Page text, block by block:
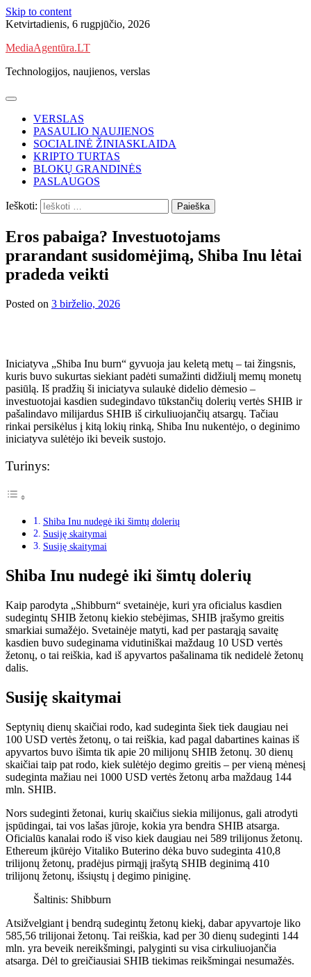
Skip to content
Ketvirtadienis, 6 rugpjūčio, 2026
MediaAgentūra.LT
Technologijos, naujienos, verslas
VERSLAS
PASAULIO NAUJIENOS
SOCIALINĖ ŽINIASKLAIDA
KRIPTO TURTAS
BLOKŲ GRANDINĖS
PASLAUGOS
Ieškoti:
Eros pabaiga? Investuotojams
prarandant susidomėjimą, Shiba Inu lėtai
pradeda veikti
Posted on 3 birželio, 2026
Iniciatyva „Shiba Inu burn“ gyvuoja jau keletą metų – tai žingsnis,
kuris buvo sukurtas siekiant padėti sumažinti didžiulį memų monetų
pasiūlą. Iš pradžių ši iniciatyva sulaukė didelio dėmesio –
investuotojai kasdien sudegindavo tūkstančių dolerių vertės SHIB ir
pašalindavo milijardus SHIB iš cirkuliuojančių atsargų. Tačiau
rinkai persikėlus į kitą lokių rinką, Shiba Inu nukentėjo, o deginimo
iniciatyva sulėtėjo iki beveik sustojo.
Turinys:
Shiba Inu nudegė iki šimtų dolerių
Susiję skaitymai
Susiję skaitymai
Shiba Inu nudegė iki šimtų dolerių
Kaip parodyta „Shibburn“ svetainėje, kuri yra oficialus kasdien
sudegintų SHIB žetonų kiekio stebėjimas, SHIB įrašymo greitis
smarkiai sumažėjo. Svetainėje matyti, kad per pastarąją savaitę
kasdien buvo sudeginama vidutiniškai maždaug 10 USD vertės
žetonų, o tai reiškia, kad iš apyvartos pašalinama tik nedidelė žetonų
dalis.
Susiję skaitymai
Septynių dienų skaičiai rodo, kad sudeginta šiek tiek daugiau nei
100 USD vertės žetonų, o tai reiškia, kad pagal dabartines kainas iš
apyvartos buvo išimta tik apie 20 milijonų SHIB žetonų. 30 dienų
skaičiai taip pat rodo, kiek sulėtėjo degimo greitis – per vieną mėnesį
sudeginta mažiau nei 1000 USD vertės žetonų arba maždaug 144
mln. SHIB.
Nors sudeginti žetonai, kurių skaičius siekia milijonus, gali atrodyti
įspūdingai, tai vos lašas jūroje, kokia yra bendra SHIB atsarga.
Oficialūs kanalai rodo iš viso kiek daugiau nei 589 trilijonus žetonų.
Ethereum įkūrėjo Vitaliko Buterino dėka buvo sudeginta 410,8
trilijonų žetonų, pradėjus pirmąjį įrašytą SHIB deginimą 410
trilijonų žetonų, išsiųstų į degimo piniginę.
Šaltinis: Shibburn
Atsižvelgiant į bendrą sudegintų žetonų kiekį, dabar apyvartoje liko
585,56 trilijonai žetonų. Tai reiškia, kad per 30 dienų sudeginti 144
mln. yra beveik nereikšmingi, palyginti su visa cirkuliuojančia
atsarga. Dėl to greičiausiai SHIB tiekimas reikšmingai nesumažės.